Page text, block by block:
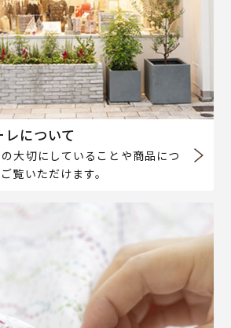
について
大切にしていることや商品につ
覧いただけます。